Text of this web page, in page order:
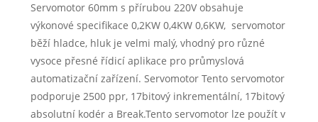
Servomotor 60mm s přírubou 220V obsahuje
výkonové specifikace 0,2KW 0,4KW 0,6KW, servomotor
běží hladce, hluk je velmi malý, vhodný pro různé
vysoce přesné řídicí aplikace pro průmyslová
automatizační zařízení. Servomotor Tento servomotor
podporuje 2500 ppr, 17bitový inkrementální, 17bitový
absolutní kodér a Break.Tento servomotor lze použít v